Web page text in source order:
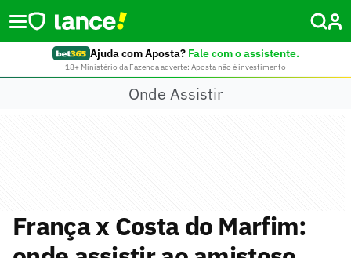
Ajuda com Aposta? Fale com o assistente.
18+ Ministério da Fazenda adverte: Aposta não é investimento
Onde Assistir
França x Costa do Marfim: